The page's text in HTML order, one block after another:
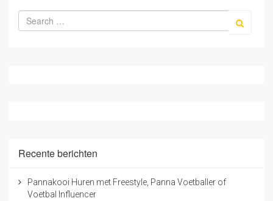
Recente berichten
Pannakooi Huren met Freestyle, Panna Voetballer of
Voetbal Influencer